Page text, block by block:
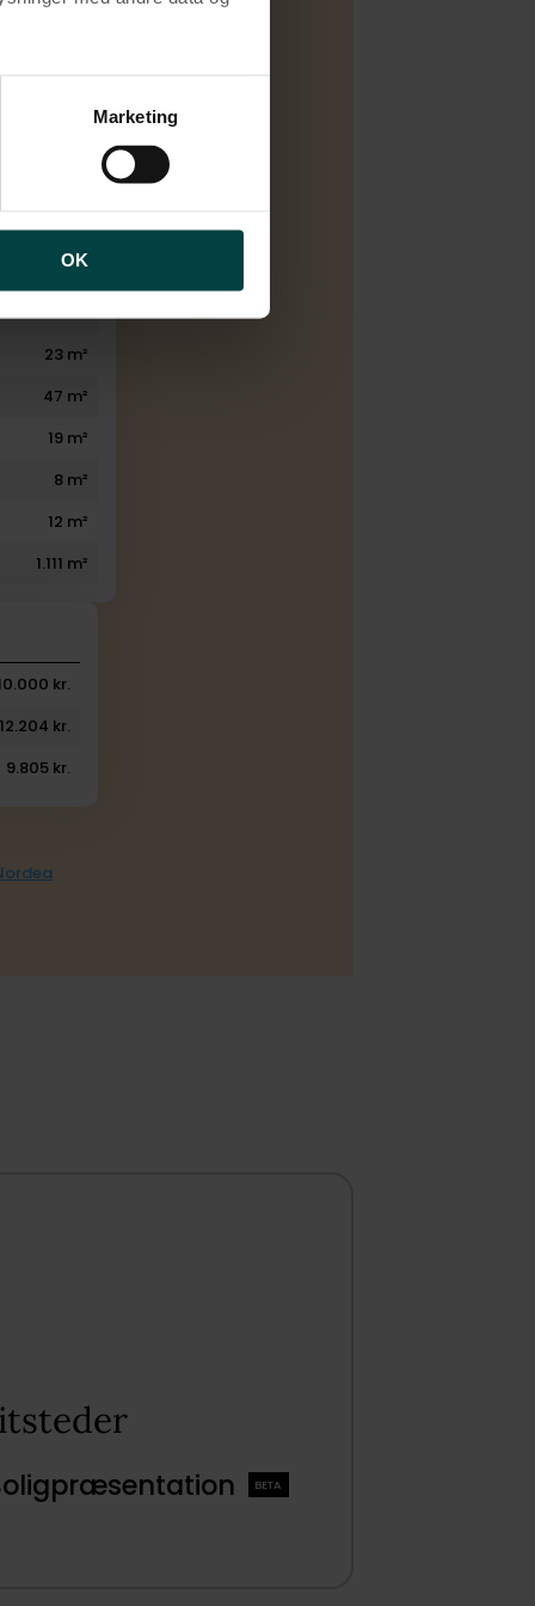
af cookies samt
af personoplysninger
Marketing
OK
2
187 m²
30 m²
23 m²
47 m²
19 m²
8 m²
12 m²
1.111 m²
kr.
12.204 kr.
9.805 kr.
BETA